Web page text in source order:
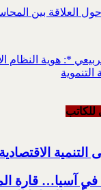
العلاقة بين
*: هوية النظام
التنموية
للکاتب
التنمية
آسيا… قارة